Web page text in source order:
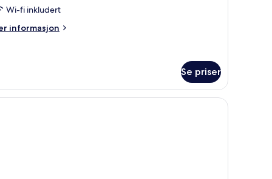
Wi-fi inkludert
informasjon
Se priser